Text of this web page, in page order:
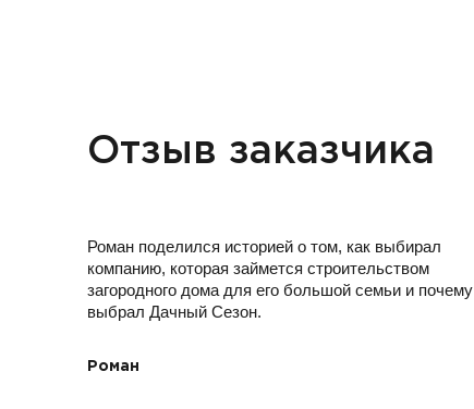
Отзыв заказчика
Роман поделился историей о том, как выбирал
компанию, которая займется строительством
загородного дома для его большой семьи и почему
выбрал Дачный Сезон.
Роман